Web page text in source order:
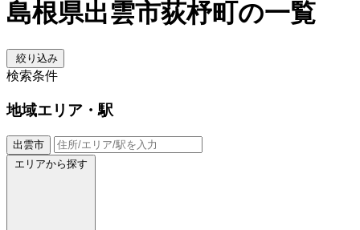
島根県出雲市荻杼町の一覧
絞り込み
検索条件
地域エリア・駅
出雲市
エリアから探す